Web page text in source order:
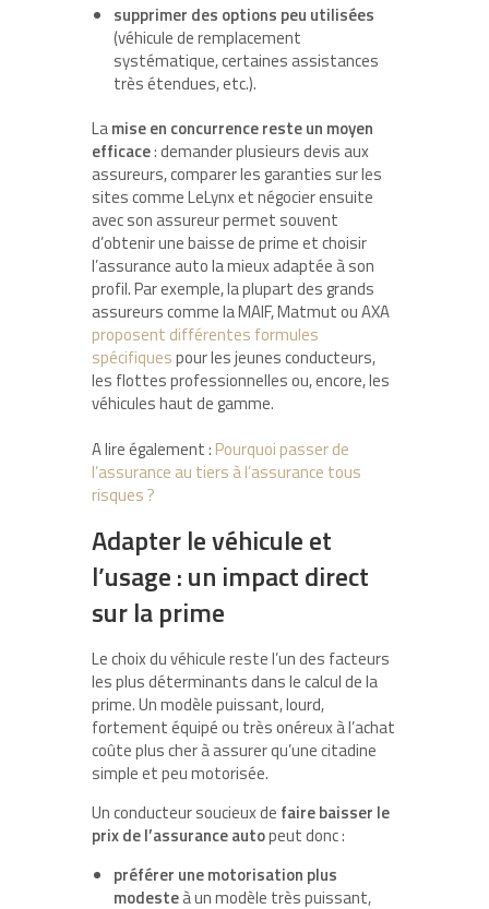
supprimer des options peu utilisées
(véhicule de remplacement
systématique, certaines assistances
très étendues, etc.).
Lamise en concurrence reste un moyen
efficace: demander plusieurs devis aux
assureurs, comparer les garanties sur les
sites comme LeLynx et négocier ensuite
avec son assureur permet souvent
d’obtenir une baisse de prime et choisir
l’assurance auto la mieux adaptée à son
profil. Par exemple, la plupart des grands
assureurs comme la MAIF, Matmut ou AXA
proposent différentes formules
spécifiquespour les jeunes conducteurs,
les flottes professionnelles ou, encore, les
véhicules haut de gamme.
A lire également : Pourquoi passer de
l’assurance au tiers à l’assurance tous
risques ?
Adapter le véhicule et
l’usage : un impact direct
sur la prime
Le choix du véhicule reste l’un des facteurs
les plus déterminants dans le calcul de la
prime. Un modèle puissant, lourd,
fortement équipé ou très onéreux à l’achat
coûte plus cher à assurer qu’une citadine
simple et peu motorisée.
Un conducteur soucieux de faire baisser le
prix de l’assurance autopeut donc :
préférer une motorisation plus
modesteà un modèle très puissant,